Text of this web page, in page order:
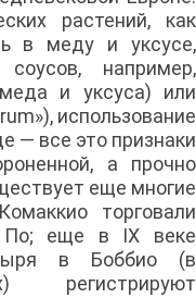
растений, как
в меду и уксусе,
например,
и уксуса) или
использование
— все это признаки
а прочно
еще многие
торговали
По; еще в IX веке
в Боббио (в
регистрируют